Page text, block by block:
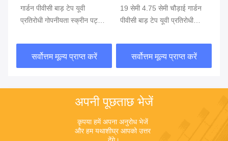
गार्डन पीवीसी बाड़ टेप यूवी
प्रतिरोधी गोपनीयता स्क्रीन पट्टी
सर्वोत्तम मूल्य प्राप्त करें
19 सेमी 4.75 सेमी चौड़ाई गार्डन
पीवीसी बाड़ टेप यूवी प्रतिरोधी
लिए
सर्वोत्तम मूल्य प्राप्त करें
अपनी पूछताछ भेजें
कृपया हमें अपना अनुरोध भेजें
और हम यथाशीघ्र आपको उत्तर